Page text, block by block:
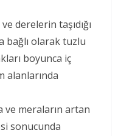
derelerin taşıdığı
bağlı olarak tuzlu
boyunca iç
alanlarında
ve meraların artan
sonucunda